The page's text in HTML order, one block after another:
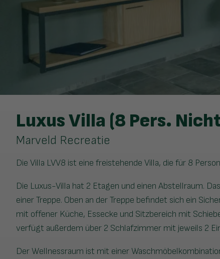
Luxus Villa (8 Pers.
Marveld Recreatie
Die Villa LVV8 ist eine freistehende Villa, die für 8
Die Luxus-Villa hat 2 Etagen und einen Abstellraum.
einer Treppe. Oben an der Treppe befindet sich ein
mit offener Küche, Essecke und Sitzbereich mit
verfügt außerdem über 2 Schlafzimmer mit jeweils 2
Der Wellnessraum ist mit einer